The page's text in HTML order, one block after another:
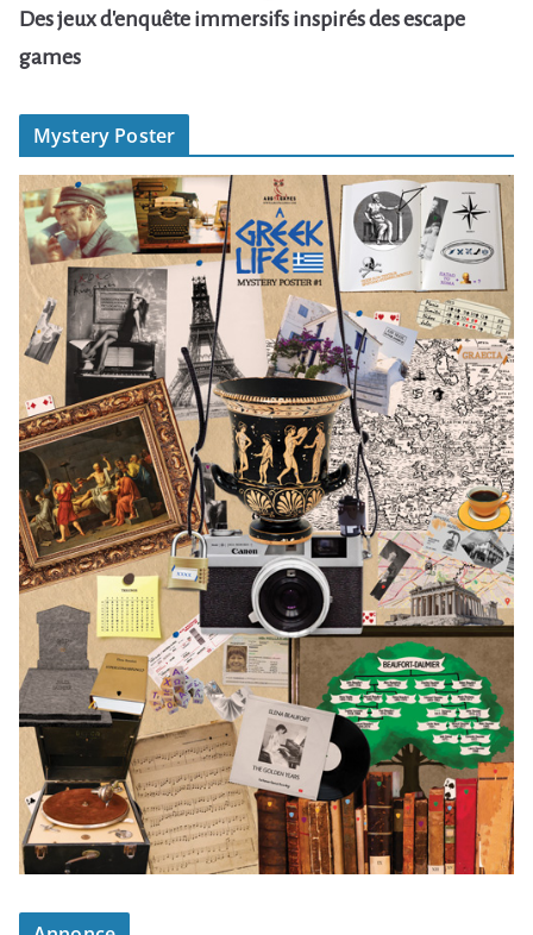
Des jeux d'enquête immersifs inspirés des escape
games
Mystery Poster